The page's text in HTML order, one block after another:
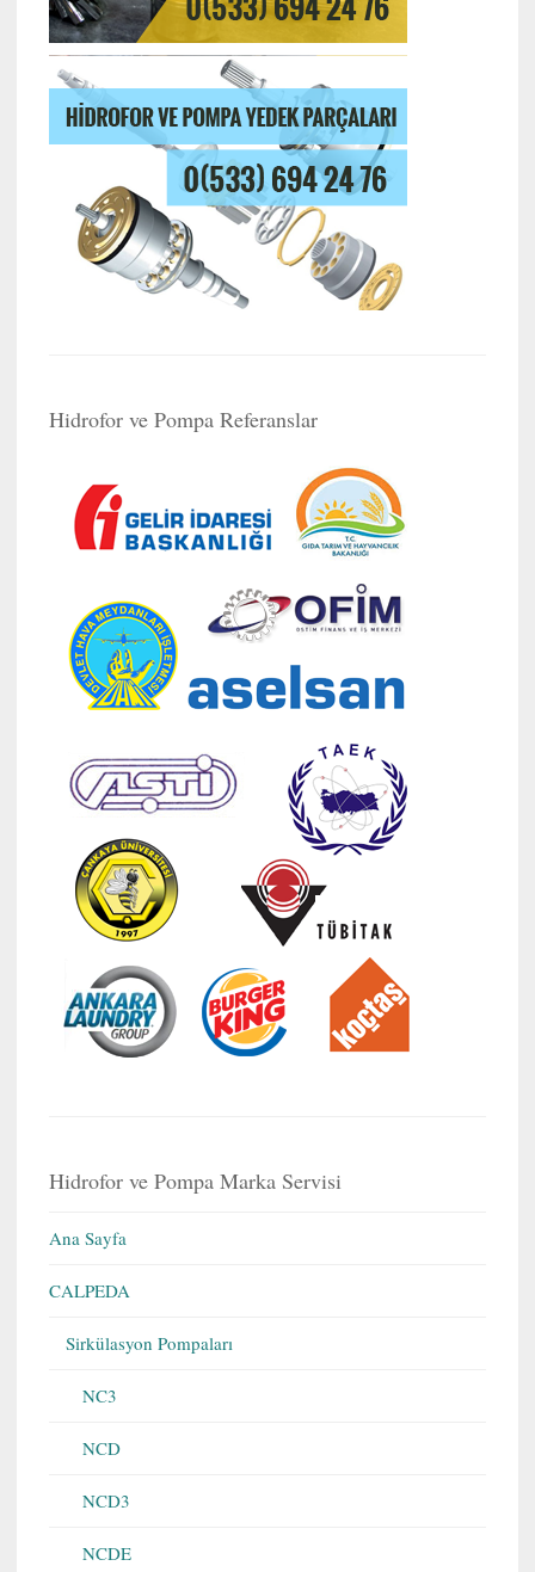
Hidrofor ve Pompa Referanslar
Hidrofor ve Pompa Marka Servisi
Ana Sayfa
CALPEDA
Sirkülasyon Pompaları
NC3
NCD
NCD3
NCDE